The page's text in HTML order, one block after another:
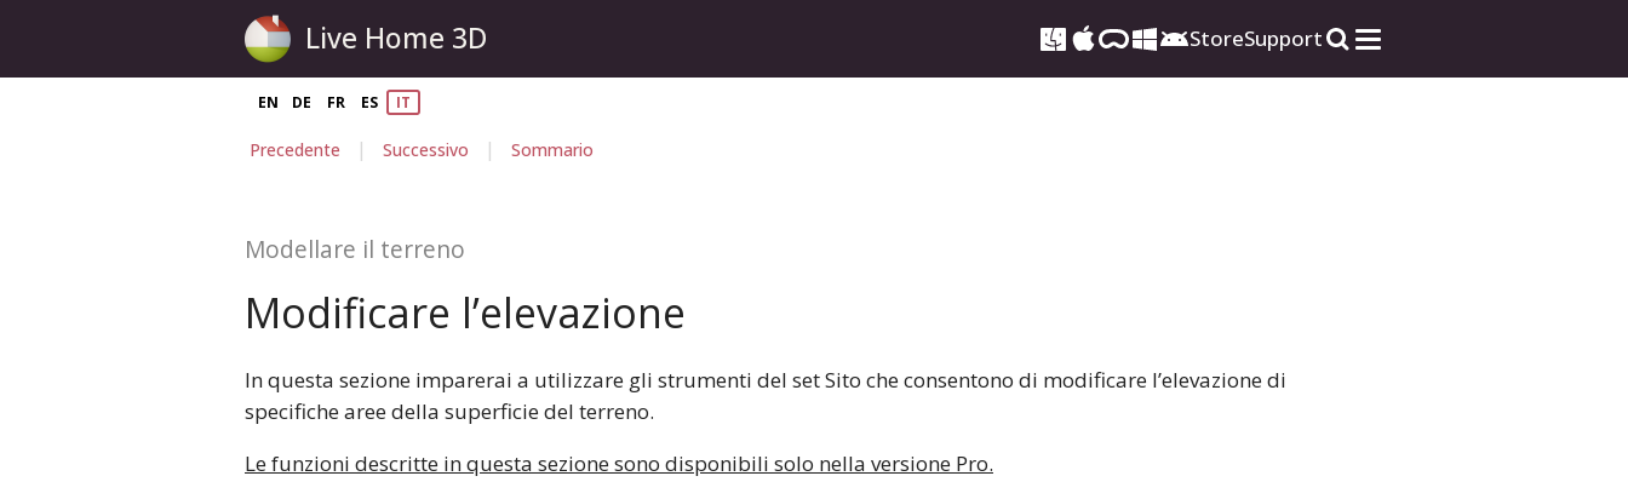
Live Home 3D StoreSupport
EN DE FR ES IT
Precedente | Successivo | Sommario
Modellare il terreno
Modificare l’elevazione
In questa sezione imparerai a utilizzare gli strumenti del set Sito che consentono di modificare l’elevazione di
specifiche aree della superficie del terreno.
Le funzioni descritte in questa sezione sono disponibili solo nella versione Pro.